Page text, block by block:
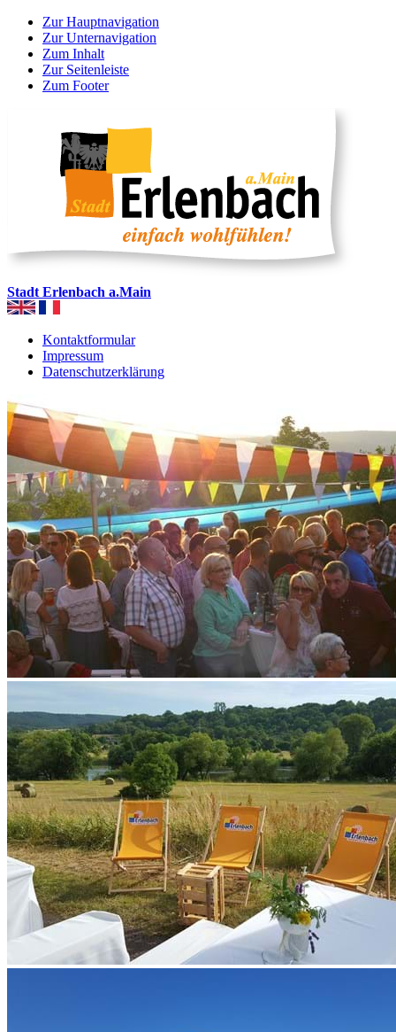
Zur Hauptnavigation
Zur Unternavigation
Zum Inhalt
Zur Seitenleiste
Zum Footer
Stadt Erlenbach a.Main
Kontaktformular
Impressum
Datenschutzerklärung